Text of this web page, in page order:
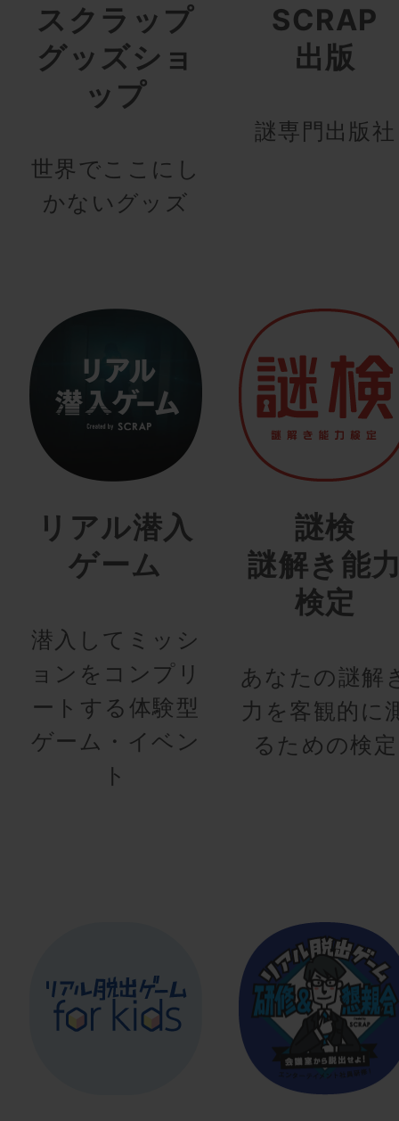
スクラップ
グッズショ
ップ
世界でここにし
かないグッズ
SCRAP
出版
謎専門出版社
リアル潜入
ゲーム
潜入してミッシ
ョンをコンプリ
ートする体験型
ゲーム・イベン
ト
謎検
謎解き能
検定
あなたの謎解
力を客観的に
るための検定